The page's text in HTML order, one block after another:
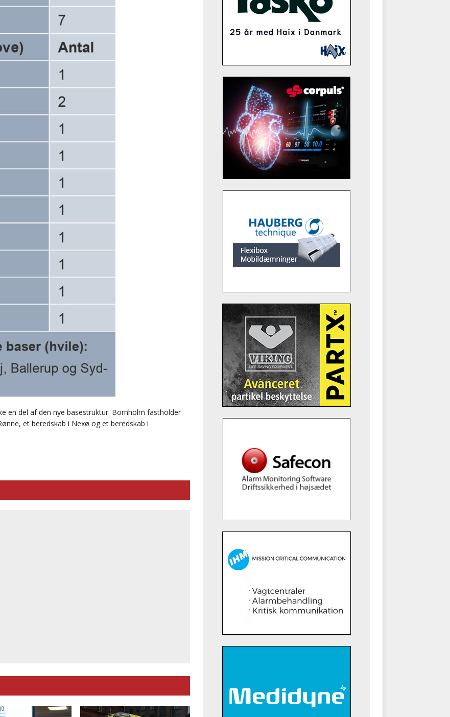
en del af den nye basestruktur. Bornholm fastholder
et beredskab i Nexø og et beredskab i